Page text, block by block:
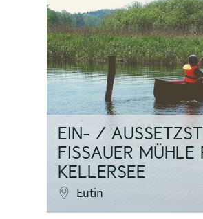
EIN- /
FISSAUER MÜHLE
KELLERSEE
Eutin